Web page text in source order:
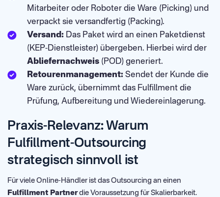
Mitarbeiter oder Roboter die Ware (Picking) und
verpackt sie versandfertig (Packing).
Versand: Das Paket wird an einen Paketdienst
(KEP-Dienstleister) übergeben. Hierbei wird der
Abliefernachweis (POD) generiert.
Retourenmanagement: Sendet der Kunde die
Ware zurück, übernimmt das Fulfillment die
Prüfung, Aufbereitung und Wiedereinlagerung.
Praxis-Relevanz: Warum
Fulfillment-Outsourcing
strategisch sinnvoll ist
Für viele Online-Händler ist das Outsourcing an einen
Fulfillment Partnerdie Voraussetzung für Skalierbarkeit.